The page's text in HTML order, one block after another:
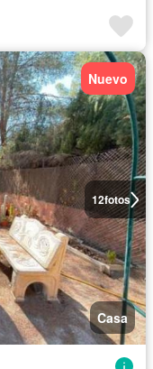
12fotos
Nuevo
Casa